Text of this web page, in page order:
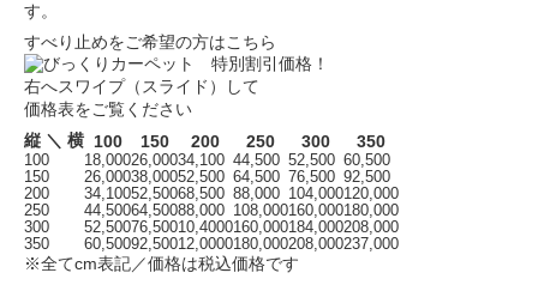
す。
すべり止めをご希望の方はこちら
右へスワイプ（スライド）して
価格表をご覧ください
縦 ＼ 横 100 150 200 250 300 350
100 18,00026,00034,100 44,500 52,500 60,500
150
26,00038,00052,500 64,500 76,500 92,500
200
34,10052,50068,500 88,000 104,000120,000
250
44,50064,50088,000 108,000160,000180,000
300
52,50076,50010,4000160,000184,000208,000
350
60,50092,50012,0000180,000208,000237,000
※全てcm表記／価格は税込価格です